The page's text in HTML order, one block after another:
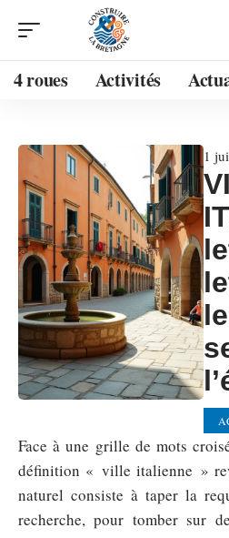
4 roues Activités
1
Face à une grille de mots
définition « ville italienne »
naturel consiste à taper la
recherche, pour tomber sur